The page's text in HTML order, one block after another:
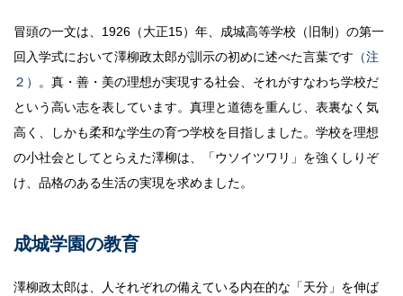
冒頭の一文は、1926（大正15）年、成城高等学校（旧制）の第一
回入学式において澤柳政太郎が訓示の初めに述べた言葉です （注
２）
。真・善・美の理想が実現する社会、それがすなわち学校だ
という高い志を表しています。真理と道徳を重んじ、表裏なく気
高く、しかも柔和な学生の育つ学校を目指しました。学校を理想
の小社会としてとらえた澤柳は、「ウソイツワリ」を強くしりぞ
け、品格のある生活の実現を求めました。
成城学園の教育
澤柳政太郎は、人それぞれの備えている内在的な「天分」を伸ば